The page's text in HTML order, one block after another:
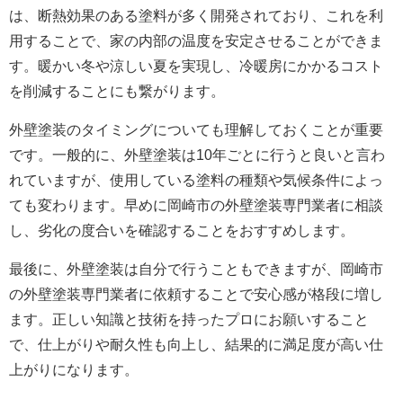
は、断熱効果のある塗料が多く開発されており、これを利
用することで、家の内部の温度を安定させることができま
す。暖かい冬や涼しい夏を実現し、冷暖房にかかるコスト
を削減することにも繋がります。
外壁塗装のタイミングについても理解しておくことが重要
です。一般的に、外壁塗装は10年ごとに行うと良いと言わ
れていますが、使用している塗料の種類や気候条件によっ
ても変わります。早めに岡崎市の外壁塗装専門業者に相談
し、劣化の度合いを確認することをおすすめします。
最後に、外壁塗装は自分で行うこともできますが、岡崎市
の外壁塗装専門業者に依頼することで安心感が格段に増し
ます。正しい知識と技術を持ったプロにお願いすること
で、仕上がりや耐久性も向上し、結果的に満足度が高い仕
上がりになります。